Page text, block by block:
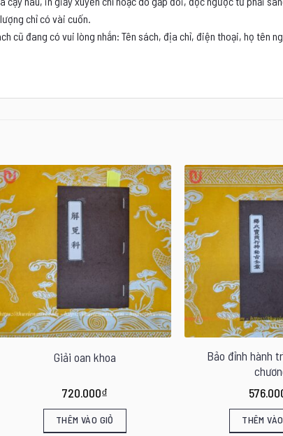
chỉ có vài cuốn.
cũ đang có vui lòng nhắn: Tên sách, địa chỉ, điện thoại, họ tên
Giải oan khoa
720.000₫
THÊM VÀO GIỎ
Bảo đỉnh hành
THÊM